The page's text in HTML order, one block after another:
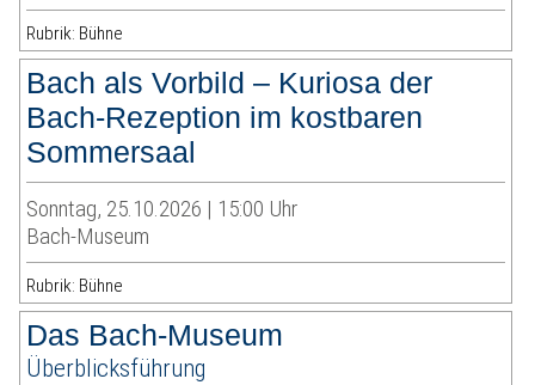
Rubrik: Bühne
Bach als Vorbild – Kuriosa der
Bach-Rezeption im kostbaren
Sommersaal
Sonntag, 25.10.2026 | 15:00 Uhr
Bach-Museum
Rubrik: Bühne
Das Bach-Museum
Überblicksführung